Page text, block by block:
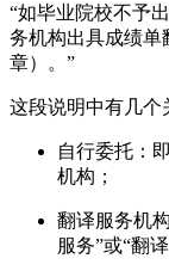
“如毕业院校不予
务机构出具成绩单
章）。”
这段说明中有几个
自行委托：
机构；
翻译服务机
服务”或“翻